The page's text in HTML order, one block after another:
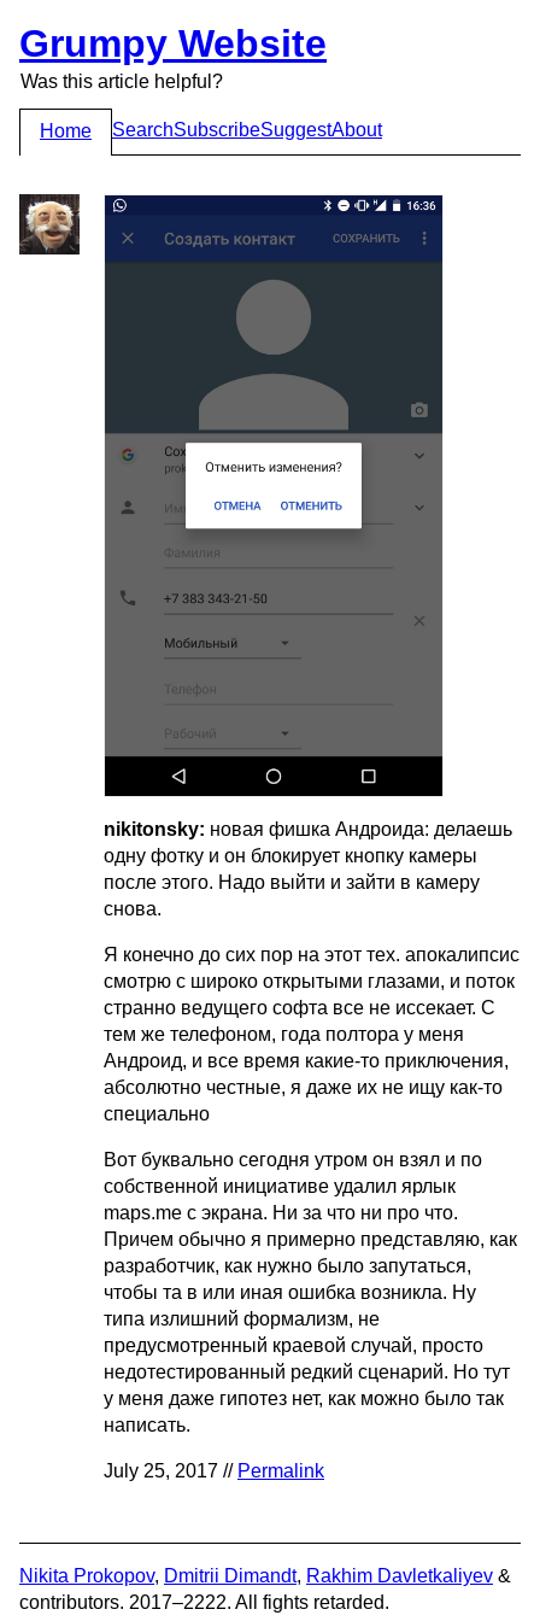
Grumpy Website
Was this article helpful?
Home SearchSubscribeSuggestAbout
nikitonsky: новая фишка Андроида: делаешь
одну фотку и он блокирует кнопку камеры
после этого. Надо выйти и зайти в камеру
снова.
Я конечно до сих пор на этот тех. апокалипсис
смотрю с широко открытыми глазами, и поток
странно ведущего софта все не иссекает. С
тем же телефоном, года полтора у меня
Андроид, и все время какие-то приключения,
абсолютно честные, я даже их не ищу как-то
специально
Вот буквально сегодня утром он взял и по
собственной инициативе удалил ярлык
maps.me с экрана. Ни за что ни про что.
Причем обычно я примерно представляю, как
разработчик, как нужно было запутаться,
чтобы та в или иная ошибка возникла. Ну
типа излишний формализм, не
предусмотренный краевой случай, просто
недотестированный редкий сценарий. Но тут
у меня даже гипотез нет, как можно было так
написать.
July 25, 2017 // Permalink
Nikita Prokopov, Dmitrii Dimandt, Rakhim Davletkaliyev &
contributors. 2017–2222. All fights retarded.